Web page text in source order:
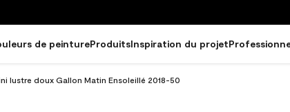
de peintureProduitsInspiration du projet
lustre doux Gallon Matin Ensoleillé 2018-50